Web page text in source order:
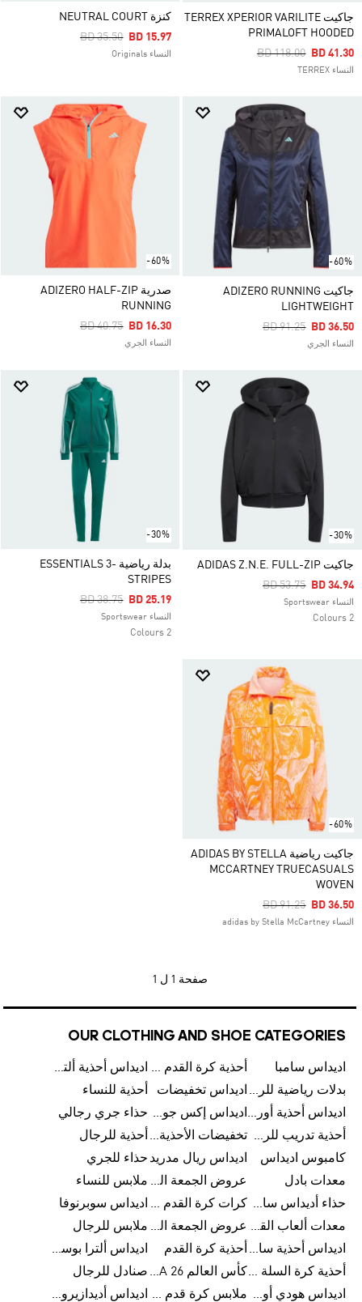
جاكيت TERREX XPERIOR VARILITE
PRIMALOFT HOODED
Price Reduced From
BD 118.00ToBD 41.30
النساء TERREX
كنزة NEUTRAL COURT
Price Reduced From
BD 35.50ToBD 15.97
النساء Originals
-60%
جاكيت ADIZERO RUNNING
LIGHTWEIGHT
Price Reduced
BD 91.25ToBD 36.50
النساء الجري
-60%
صدرية ADIZERO HALF-ZIP
RUNNING
Price Reduced From
BD 40.75ToBD 16.30
النساء الجري
-30%
جاكيت ADIDAS Z.N.E. FULL-ZIP
Price Reduced
BD 53.75ToBD 34.94
النساء Sportswear
2 Colours
-30%
بدلة رياضية ESSENTIALS 3-
STRIPES
Price Reduced From
BD 38.75ToBD 25.19
النساء Sportswear
2 Colours
-60%
جاكيت رياضية ADIDAS BY STELLA
MCCARTNEY TRUECASUALS
WOVEN
Price Reduced
BD 91.25ToBD 36.50
النساء adidas by Stella McCartney
صفحة 1 ل 1
OUR CLOTHING AND SHOE CATEGORIES
اديداس سامبا أحذية كرة القدم للرجال
اديداس أحذية ألترا بوست للرجال
بدلات رياضية للرجال اديداس تخفيضات
أحذية للنساء
اديداس أحذية أورجينالز
اديداس إكس جود بيلينغهام حذاء جري رجالي
أحذية تدريب للرجال
تخفيضات الأحذية للرجال أحذية للرجال
كامبوس اديداس
اديداس ريال مدريد حذاء للجري
معدات بادل
عروض الجمعة البيضاء للرجال ملابس للنساء
حذاء أديداس سامبا للأطفال
كرات كرة القدم للرجال اديداس سوبرنوفا
معدات ألعاب القوى
عروض الجمعة البيضاء للسيدات ملابس للرجال
اديداس أحذية سامبا للنساء أحذية كرة القدم
اديداس ألترا بوست
أحذية كرة السلة للرجال
كأس العالم FIFA 26™ صنادل للرجال
اديداس هودي أورجينال للنساء
ملابس كرة قدم للاطفال
اديداس أديدازيرو معدات الجري